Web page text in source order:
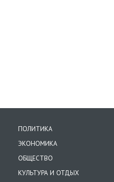
ПОЛИТИКА
ЭКОНОМИКА
ОБЩЕСТВО
КУЛЬТУРА И ОТДЫХ